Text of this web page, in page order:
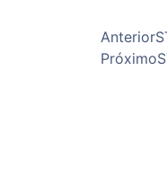
Anterior
Próximo